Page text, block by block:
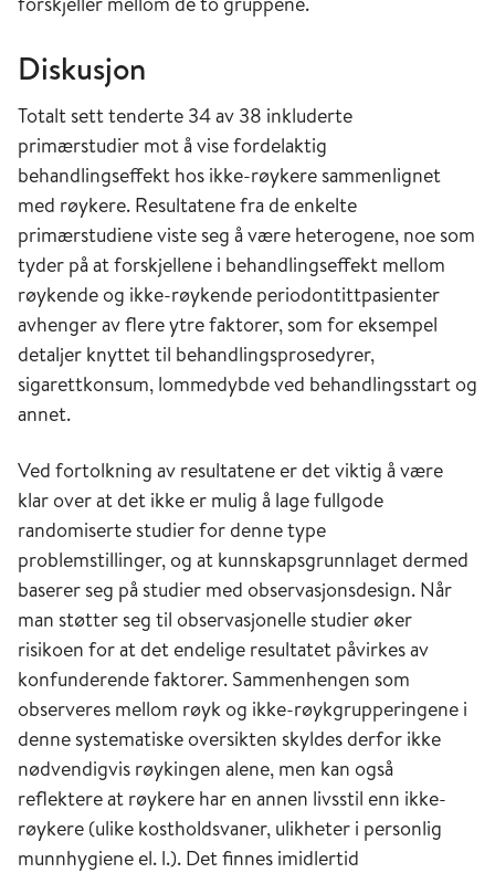
Diskusjon
Totalt sett tenderte 34 av 38 inkluderte
primærstudier mot å vise fordelaktig
behandlingseffekt hos ikke-røykere sammenlignet
med røykere. Resultatene fra de enkelte
primærstudiene viste seg å være heterogene, noe som
tyder på at forskjellene i behandlingseffekt mellom
røykende og ikke-røykende periodontittpasienter
avhenger av flere ytre faktorer, som for eksempel
detaljer knyttet til behandlingsprosedyrer,
sigarettkonsum, lommedybde ved behandlingsstart og
annet.
Ved fortolkning av resultatene er det viktig å være
klar over at det ikke er mulig å lage fullgode
randomiserte studier for denne type
problemstillinger, og at kunnskapsgrunnlaget dermed
baserer seg på studier med observasjonsdesign. Når
man støtter seg til observasjonelle studier øker
risikoen for at det endelige resultatet påvirkes av
konfunderende faktorer. Sammenhengen som
observeres mellom røyk og ikke-røykgrupperingene i
denne systematiske oversikten skyldes derfor ikke
nødvendigvis røykingen alene, men kan også
reflektere at røykere har en annen livsstil enn ikke-
røykere (ulike kostholdsvaner, ulikheter i personlig
munnhygiene el. l.). Det finnes imidlertid